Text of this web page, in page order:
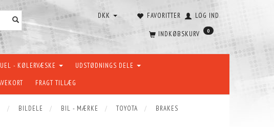
FAVORITTER LOG IND
DKK
INDKØBSKURV 0
- KØLERVÆSKE UDSTØDNINGS DELE
FRAGT TILLÆG
BILDELE BIL - MÆRKE TOYOTA
BRAKES